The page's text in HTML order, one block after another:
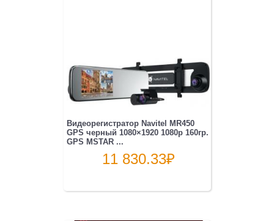
Видеорегистратор Navitel MR450
GPS черный 1080×1920 1080p 160гр.
GPS MSTAR ...
11 830.33₽